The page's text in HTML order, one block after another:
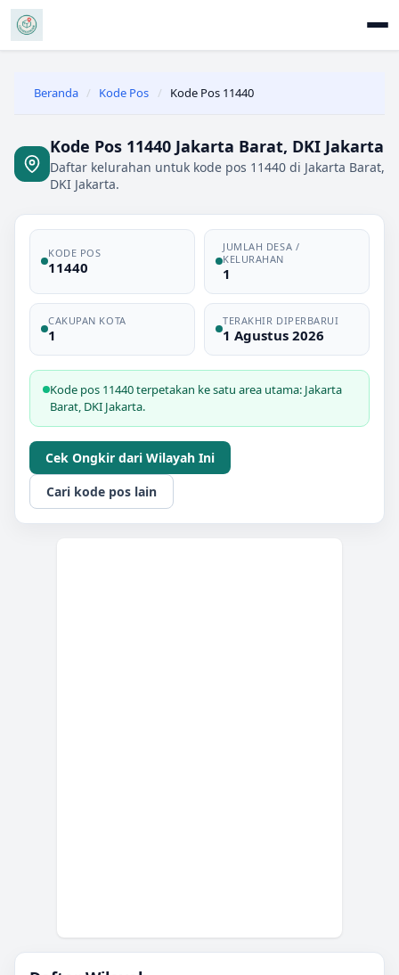
Beranda / Kode Pos / Kode Pos 11440
Kode Pos 11440 Jakarta Barat, DKI Jakarta
Daftar kelurahan untuk kode pos 11440 di Jakarta Barat,
DKI Jakarta.
KODE POS
11440
JUMLAH DESA /
KELURAHAN
1
CAKUPAN KOTA
1
TERAKHIR DIPERBARUI
1 Agustus 2026
Kode pos 11440 terpetakan ke satu area utama: Jakarta
Barat, DKI Jakarta.
Cek Ongkir dari Wilayah Ini
Cari kode pos lain